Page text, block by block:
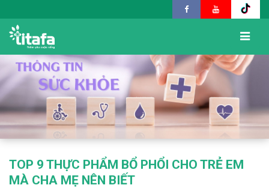
TOP 9 THỰC PHẨM BỔ PHỔI CHO TRẺ EM
MÀ CHA MẸ NÊN BIẾT